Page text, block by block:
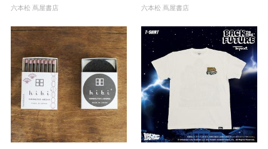
六本松 蔦屋書店 六本松 蔦屋書店